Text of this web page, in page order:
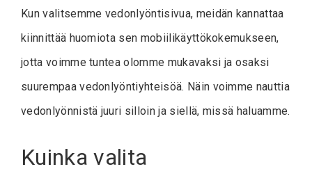
Kun valitsemme vedonlyöntisivua, meidän kannattaa
kiinnittää huomiota sen mobiilikäyttökokemukseen,
jotta voimme tuntea olomme mukavaksi ja osaksi
suurempaa vedonlyöntiyhteisöä. Näin voimme nauttia
vedonlyönnistä juuri silloin ja siellä, missä haluamme.
Kuinka valita